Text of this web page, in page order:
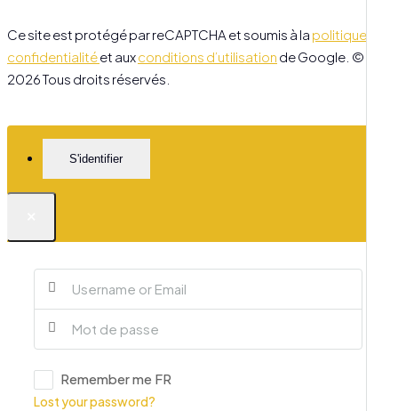
Ce site est protégé par reCAPTCHA et soumis à la politique de
confidentialitéet auxconditions d’utilisation de Google. ©
2026 Tous droits réservés.
S'identifier
Remember me FR
Lost your password?